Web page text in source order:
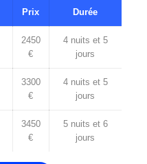
Prix Durée
2450
€
4 nuits et 5
jours
3300
€
4 nuits et 5
jours
3450
€
5 nuits et 6
jours